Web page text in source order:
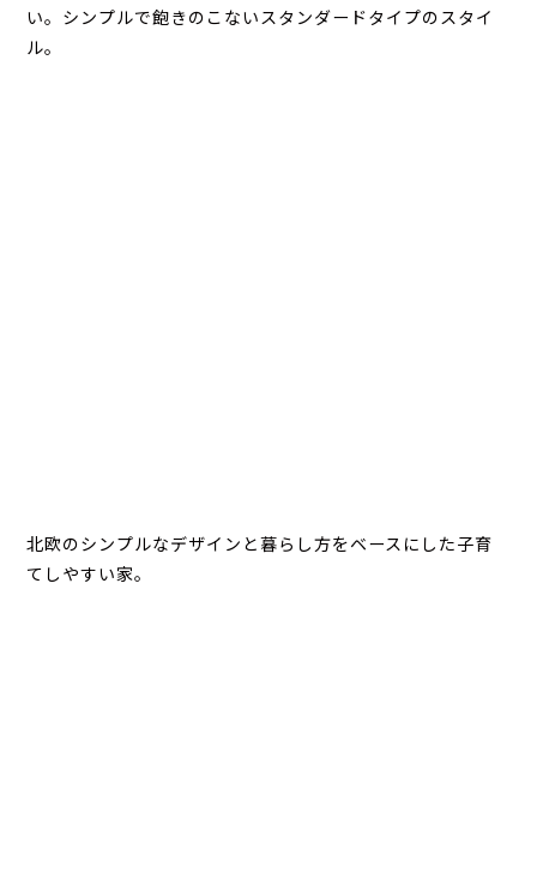
い。シンプルで飽きのこないスタンダードタイプのスタイ
ル。
北欧のシンプルなデザインと暮らし方をベースにした子育
てしやすい家。